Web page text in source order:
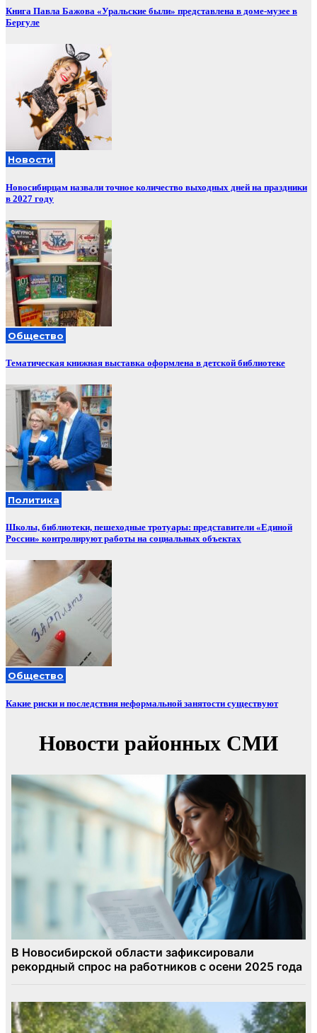
Книга Павла Бажова «Уральские были» представлена в доме-музее в
Бергуле
Новости
Новосибирцам назвали точное количество выходных дней на праздники
в 2027 году
Общество
Тематическая книжная выставка оформлена в детской библиотеке
Политика
Школы, библиотеки, пешеходные тротуары: представители «Единой
России» контролируют работы на социальных объектах
Общество
Какие риски и последствия неформальной занятости существуют